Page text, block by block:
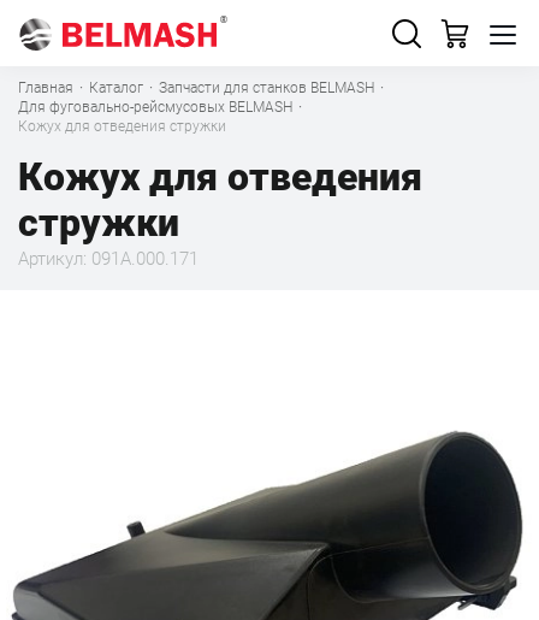
Главная · Каталог · Запчасти для станков BELMASH ·
Для фуговально-рейсмусовых BELMASH ·
Кожух для отведения стружки
Кожух для отведения
стружки
Артикул: 091A.000.171